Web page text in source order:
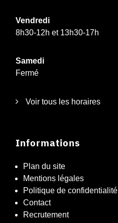
Vendredi
8h30-12h et 13h30-17h
Samedi
Fermé
Voir tous les horaires
Informations
Plan du site
Mentions légales
Politique de confidentialité
Contact
Recrutement